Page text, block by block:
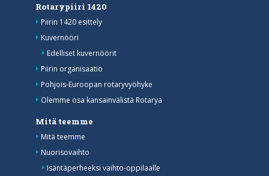
Rotarypiiri 1420
Piirin 1420 esittely
Kuvernööri
Edelliset kuvernöörit
Piirin organisaatio
Pohjois-Euroopan rotaryvyöhyke
Olemme osa kansainvälistä Rotarya
Mitä teemme
Mitä teemme
Nuorisovaihto
Isäntäperheeksi vaihto-oppilaalle